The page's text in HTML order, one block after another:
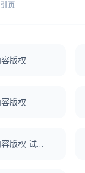
页
版权
版权
您所在区域暂无此内容版权 试了一下UNBLOCKCN，真好用。